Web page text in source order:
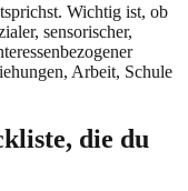
Wichtig ist, ob
sensorischer,
Arbeit, Schule
die du